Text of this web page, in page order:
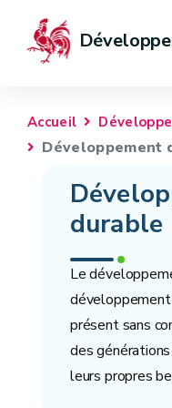
Accueil
Développement
durable
Le
développement
présent sans
des
leurs propres